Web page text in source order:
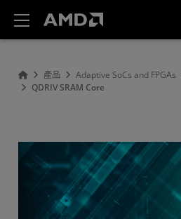
產品 Adaptive SoCs and FPGAs
QDRIV SRAM Core